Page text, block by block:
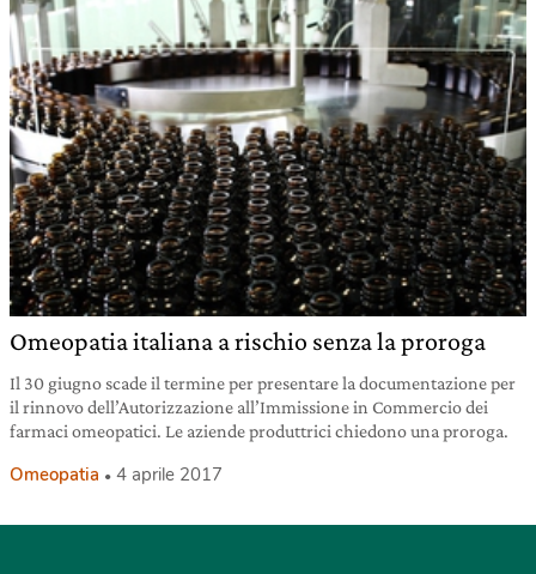
Omeopatia italiana a rischio senza la proroga
Il 30 giugno scade il termine per presentare la documentazione per
il rinnovo dell’Autorizzazione all’Immissione in Commercio dei
farmaci omeopatici. Le aziende produttrici chiedono una proroga.
Omeopatia 4 aprile 2017